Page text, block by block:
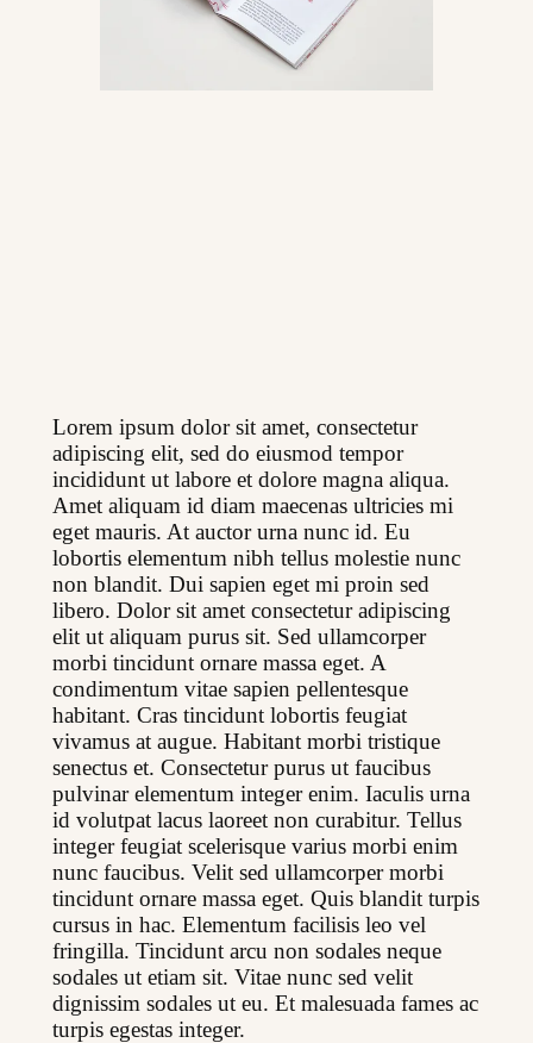
Lorem ipsum dolor sit amet, consectetur
adipiscing elit, sed do eiusmod tempor
incididunt ut labore et dolore magna aliqua.
Amet aliquam id diam maecenas ultricies mi
eget mauris. At auctor urna nunc id. Eu
lobortis elementum nibh tellus molestie nunc
non blandit. Dui sapien eget mi proin sed
libero. Dolor sit amet consectetur adipiscing
elit ut aliquam purus sit. Sed ullamcorper
morbi tincidunt ornare massa eget. A
condimentum vitae sapien pellentesque
habitant. Cras tincidunt lobortis feugiat
vivamus at augue. Habitant morbi tristique
senectus et. Consectetur purus ut faucibus
pulvinar elementum integer enim. Iaculis urna
id volutpat lacus laoreet non curabitur. Tellus
integer feugiat scelerisque varius morbi enim
nunc faucibus. Velit sed ullamcorper morbi
tincidunt ornare massa eget. Quis blandit turpis
cursus in hac. Elementum facilisis leo vel
fringilla. Tincidunt arcu non sodales neque
sodales ut etiam sit. Vitae nunc sed velit
dignissim sodales ut eu. Et malesuada fames ac
turpis egestas integer.